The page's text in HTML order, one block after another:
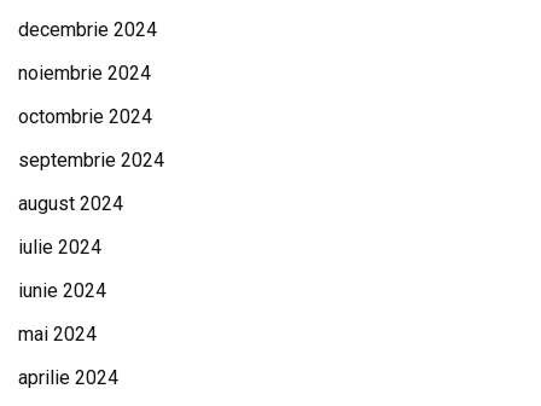
decembrie 2024
noiembrie 2024
octombrie 2024
septembrie 2024
august 2024
iulie 2024
iunie 2024
mai 2024
aprilie 2024